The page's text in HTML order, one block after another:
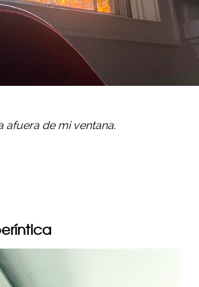
afuera de mi ventana.